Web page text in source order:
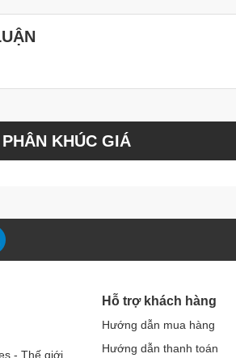
KHÚC GIÁ
- Thế giới
Hỗ trợ khách hàng
Hướng dẫn mua hàng
Hướng dẫn thanh toán